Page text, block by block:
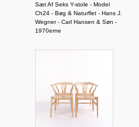
Sæt Af Seks Y-stole - Model
Ch24 - Bøg & Naturflet - Hans J.
Wegner - Carl Hansen & Søn -
1970erne